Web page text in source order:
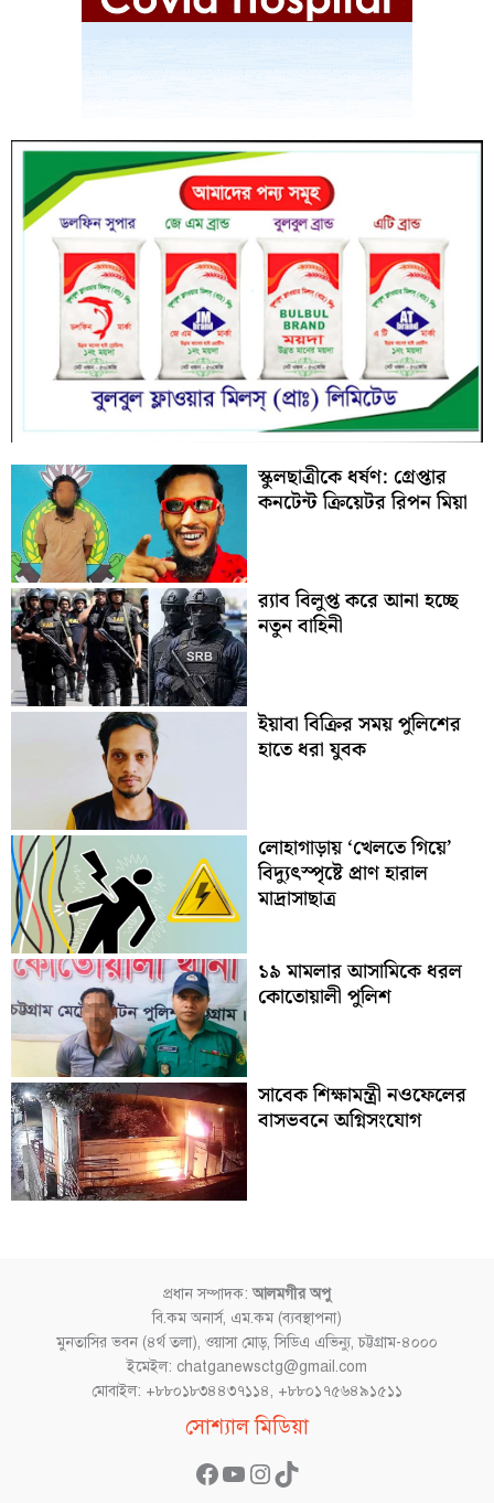
স্কুলছাত্রীকে ধর্ষণ: গ্রেপ্তার
কনটেন্ট ক্রিয়েটর রিপন মিয়া
র‍্যাব বিলুপ্ত করে আনা হচ্ছে
নতুন বাহিনী
ইয়াবা বিক্রির সময় পুলিশের
হাতে ধরা যুবক
লোহাগাড়ায় ‘খেলতে গিয়ে’
বিদ্যুৎস্পৃষ্টে প্রাণ হারাল
মাদ্রাসাছাত্র
১৯ মামলার আসামিকে ধরল
কোতোয়ালী পুলিশ
সাবেক শিক্ষামন্ত্রী নওফেলের
বাসভবনে অগ্নিসংযোগ
প্রধান সম্পাদক:আলমগীর অপু
বি.কম অনার্স, এম.কম (ব্যবস্থাপনা)
মুনতাসির ভবন (৪র্থ তলা), ওয়াসা মোড়, সিডিএ এভিন্যু, চট্টগ্রাম-৪০০০
ইমেইল: chatganewsctg@gmail.com
মোবাইল: +৮৮০১৮৩৪৪৩৭১১৪, +৮৮০১৭৫৬৪৯১৫১১
সোশ্যাল মিডিয়া
Facebook
YouTube
Instagram
TikTok